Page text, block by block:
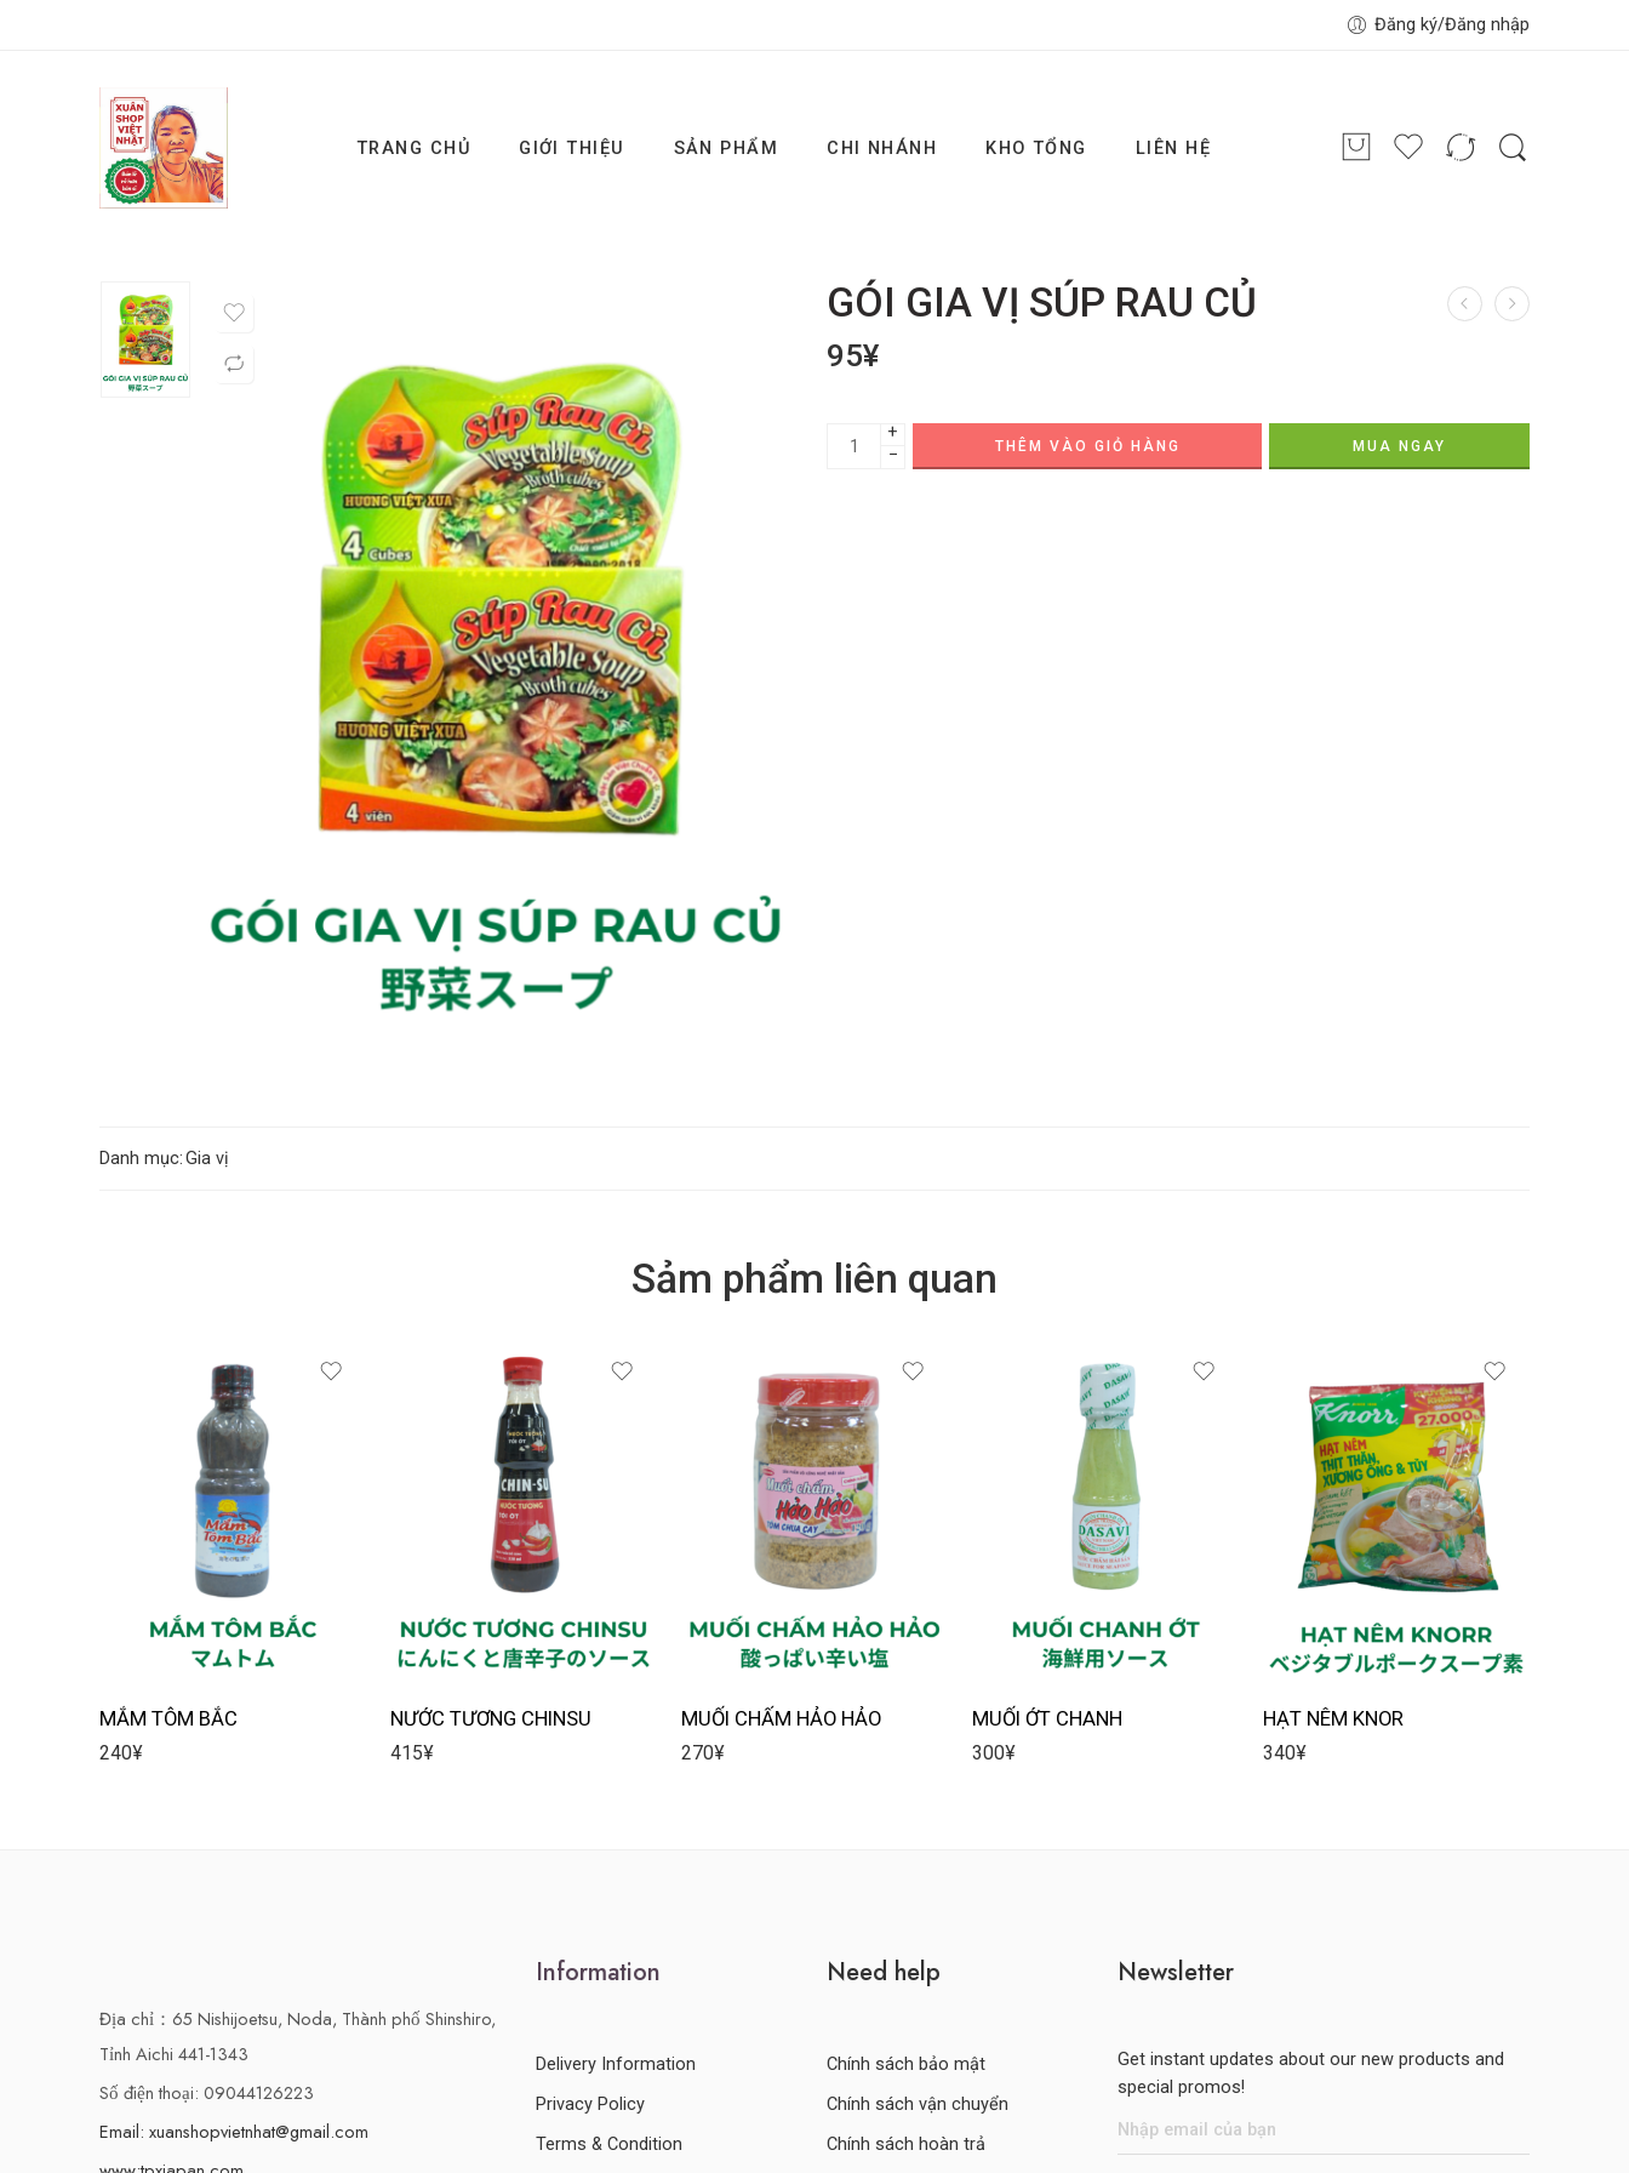
Đăng ký/Đăng nhập
TRANG CHỦ GIỚI THIỆU SẢN PHẨM CHI NHÁNH KHO TỔNG LIÊN HỆ
GÓI GIA VỊ SÚP RAU CỦ
95¥
+
−
THÊM VÀO GIỎ HÀNG MUA NGAY
Danh mục:Gia vị
Sảm phẩm liên quan
MẮM TÔM BẮC
240¥
NƯỚC TƯƠNG CHINSU
415¥
MUỐI CHẤM HẢO HẢO
270¥
MUỐI ỚT CHANH
300¥
HẠT NÊM KNOR
340¥
Địa chỉ：65 Nishijoetsu, Noda, Thành phố Shinshiro,
Tỉnh Aichi 441-1343
Số điện thoại: 09044126223
Email: xuanshopvietnhat@gmail.com
Information
Delivery Information
Privacy Policy
Terms & Condition
Need help
Chính sách bảo mật
Chính sách vận chuyển
Chính sách hoàn trả
Newsletter
Get instant updates about our new products and
special promos!